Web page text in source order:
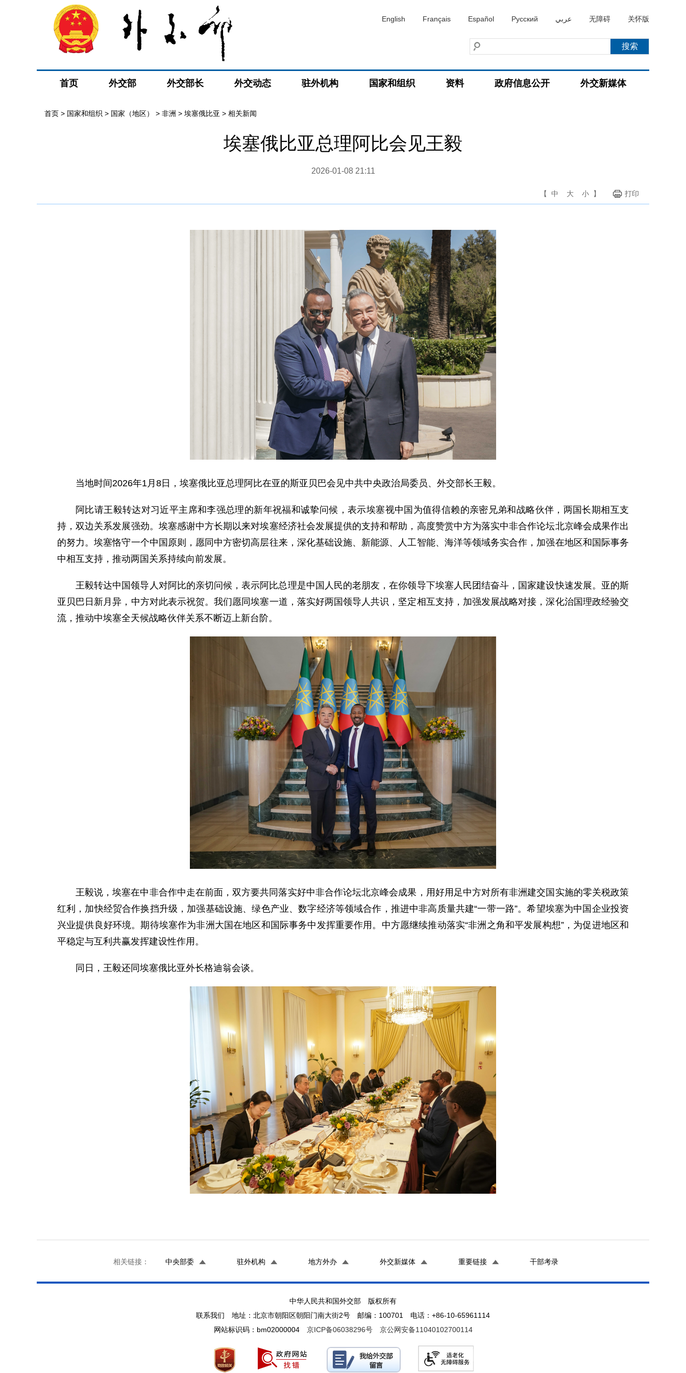
English Français Español Русский عربي 无障碍 关怀版
首页 外交部 外交部长 外交动态 驻外机构 国家和组织 资料 政府信息公开 外交新媒体
首页 > 国家和组织 > 国家（地区） > 非洲 > 埃塞俄比亚 > 相关新闻
埃塞俄比亚总理阿比会见王毅
2026-01-08 21:11
【 中 大 小 】 打印
当地时间2026年1月8日，埃塞俄比亚总理阿比在亚的斯亚贝巴会见中共中央政治局委员、外交部长王毅。
阿比请王毅转达对习近平主席和李强总理的新年祝福和诚挚问候，表示埃塞视中国为值得信赖的亲密兄弟和战略伙伴，两国长期相互支
持，双边关系发展强劲。埃塞感谢中方长期以来对埃塞经济社会发展提供的支持和帮助，高度赞赏中方为落实中非合作论坛北京峰会成果作出
的努力。埃塞恪守一个中国原则，愿同中方密切高层往来，深化基础设施、新能源、人工智能、海洋等领域务实合作，加强在地区和国际事务
中相互支持，推动两国关系持续向前发展。
王毅转达中国领导人对阿比的亲切问候，表示阿比总理是中国人民的老朋友，在你领导下埃塞人民团结奋斗，国家建设快速发展。亚的斯
亚贝巴日新月异，中方对此表示祝贺。我们愿同埃塞一道，落实好两国领导人共识，坚定相互支持，加强发展战略对接，深化治国理政经验交
流，推动中埃塞全天候战略伙伴关系不断迈上新台阶。
王毅说，埃塞在中非合作中走在前面，双方要共同落实好中非合作论坛北京峰会成果，用好用足中方对所有非洲建交国实施的零关税政策
红利，加快经贸合作换挡升级，加强基础设施、绿色产业、数字经济等领域合作，推进中非高质量共建“一带一路”。希望埃塞为中国企业投资
兴业提供良好环境。期待埃塞作为非洲大国在地区和国际事务中发挥重要作用。中方愿继续推动落实“非洲之角和平发展构想”，为促进地区和
平稳定与互利共赢发挥建设性作用。
同日，王毅还同埃塞俄比亚外长格迪翁会谈。
相关链接： 中央部委 驻外机构 地方外办 外交新媒体 重要链接 干部考录
中华人民共和国外交部 版权所有
联系我们 地址：北京市朝阳区朝阳门南大街2号 邮编：100701 电话：+86-10-65961114
网站标识码：bm02000004 京ICP备06038296号 京公网安备11040102700114